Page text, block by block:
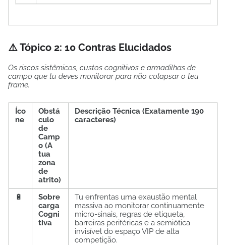
⚠️ Tópico 2: 10 Contras Elucidados
Os riscos sistêmicos, custos cognitivos e armadilhas de
campo que tu deves monitorar para não colapsar o teu
frame.
Íco
ne
Obstá
culo
de
Camp
o (A
tua
zona
de
atrito)
Descrição Técnica (Exatamente 190
caracteres)
🔋
Sobre
carga
Cogni
tiva
Tu enfrentas uma exaustão mental
massiva ao monitorar continuamente
micro-sinais, regras de etiqueta,
barreiras periféricas e a semiótica
invisível do espaço VIP de alta
competição.